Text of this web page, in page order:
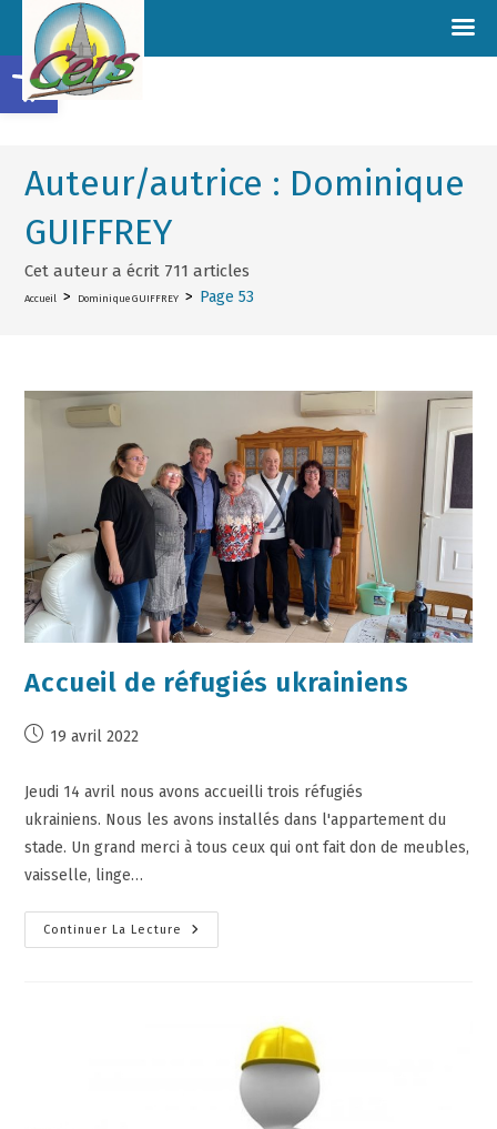
Auteur/autrice : Dominique
GUIFFREY
Cet auteur a écrit 711 articles
Accueil > Dominique GUIFFREY > Page 53
Accueil de réfugiés ukrainiens
19 avril 2022
Jeudi 14 avril nous avons accueilli trois réfugiés
ukrainiens. Nous les avons installés dans l'appartement du
stade. Un grand merci à tous ceux qui ont fait don de meubles,
vaisselle, linge…
Continuer La Lecture
Ouvrir la barre d’outils